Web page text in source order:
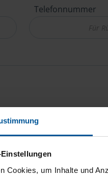
Cookies, um Inhalte und
Telefonnummer